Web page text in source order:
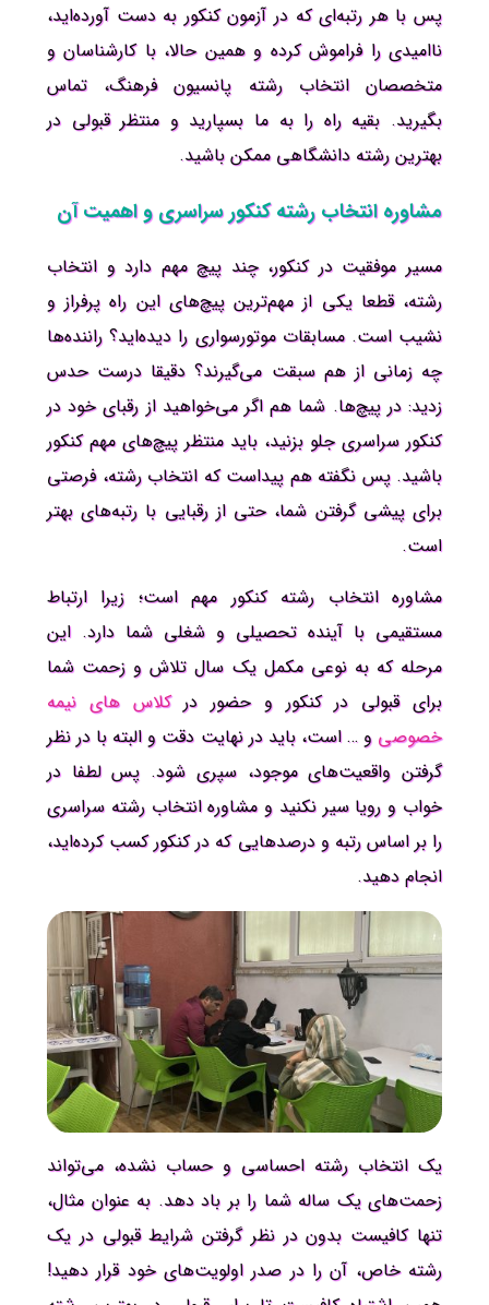
پس با هر رتبه‌ای که در آزمون کنکور به دست آورده‌اید،
ناامیدی را فراموش کرده و همین حالا، با کارشناسان و
متخصصان انتخاب رشته پانسیون فرهنگ، تماس
بگیرید. بقیه راه را به ما بسپارید و منتظر قبولی در
بهترین رشته دانشگاهی ممکن باشید.
مشاوره انتخاب رشته کنکور سراسری و اهمیت آن
مسیر موفقیت در کنکور، چند پیچ مهم دارد و انتخاب
رشته، قطعا یکی از مهم‌ترین پیچ‌های این راه پرفراز و
نشیب است. مسابقات موتورسواری را دیده‌اید؟ راننده‌ها
چه زمانی از هم سبقت می‌گیرند؟ دقیقا درست حدس
زدید: در پیچ‌ها. شما هم اگر می‌خواهید از رقبای خود در
کنکور سراسری جلو بزنید، باید منتظر پیچ‌های مهم کنکور
باشید. پس نگفته هم پیداست که انتخاب رشته، فرصتی
برای پیشی گرفتن شما، حتی از رقبایی با رتبه‌های بهتر
است.
مشاوره انتخاب رشته کنکور مهم است؛ زیرا ارتباط
مستقیمی با آینده تحصیلی و شغلی شما دارد. این
مرحله که به نوعی مکمل یک سال تلاش و زحمت شما
برای قبولی در کنکور و حضور درکلاس های نیمه
خصوصی و … است، باید در نهایت دقت و البته با در نظر
گرفتن واقعیت‌های موجود، سپری شود. پس لطفا در
خواب و رویا سیر نکنید و مشاوره انتخاب رشته سراسری
را بر اساس رتبه و درصدهایی که در کنکور کسب کرده‌اید،
انجام دهید.
یک انتخاب رشته احساسی و حساب نشده، می‌تواند
زحمت‌های یک ساله شما را بر باد دهد. به عنوان مثال،
تنها کافیست بدون در نظر گرفتن شرایط قبولی در یک
رشته خاص، آن را در صدر اولویت‌های خود قرار دهید!